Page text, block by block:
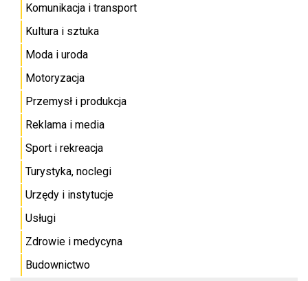
Komunikacja i transport
Kultura i sztuka
Moda i uroda
Motoryzacja
Przemysł i produkcja
Reklama i media
Sport i rekreacja
Turystyka, noclegi
Urzędy i instytucje
Usługi
Zdrowie i medycyna
Budownictwo